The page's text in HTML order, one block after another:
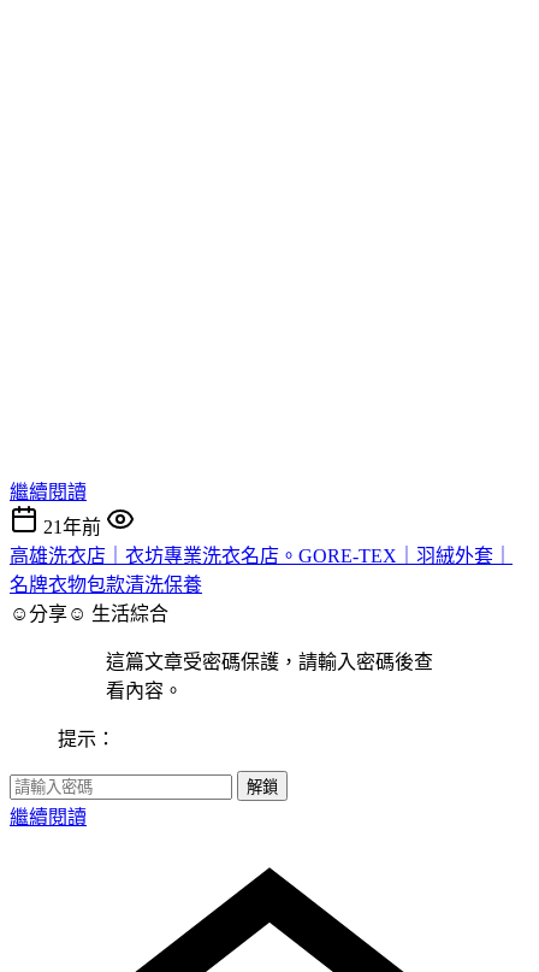
繼續閱讀
21年前
高雄洗衣店｜衣坊專業洗衣名店。GORE-TEX｜羽絨外套｜
名牌衣物包款清洗保養
☺分享☺ 生活綜合
這篇文章受密碼保護，請輸入密碼後查
看內容。
提示：
解鎖
繼續閱讀